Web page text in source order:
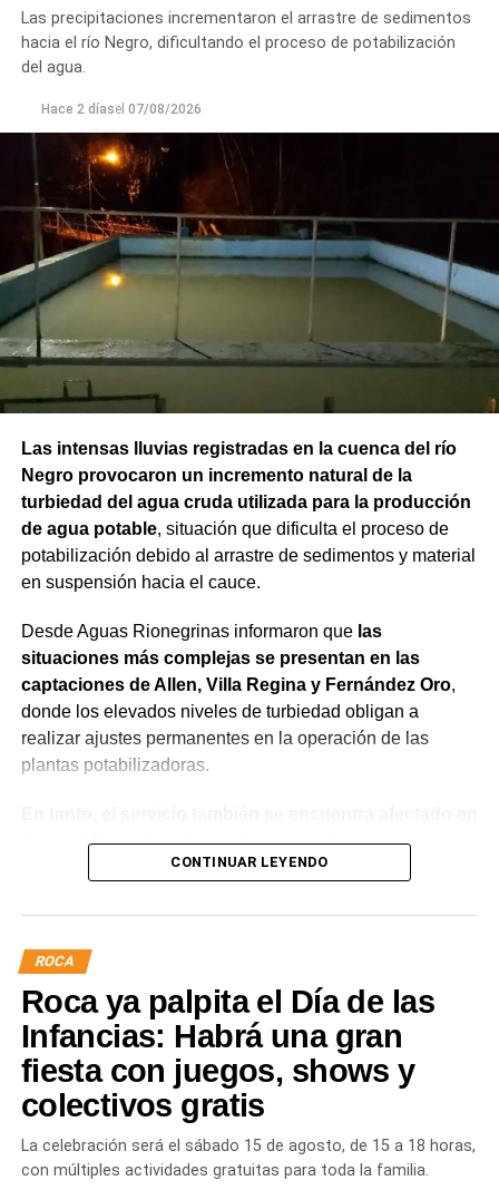
seguro para los productores del Alto Valle.
Las precipitaciones incrementaron el arrastre de sedimentos
hacia el río Negro, dificultando el proceso de potabilización
del agua.
Hace 2 díasel 07/08/2026
Las intensas lluvias registradas en la cuenca del río
Negro provocaron un incremento natural de la
turbiedad del agua cruda utilizada para la producción
de agua potable, situación que dificulta el proceso de
potabilización debido al arrastre de sedimentos y material
en suspensión hacia el cauce.
Desde Aguas Rionegrinas informaron que las
situaciones más complejas se presentan en las
captaciones de Allen, Villa Regina y Fernández Oro,
donde los elevados niveles de turbiedad obligan a
realizar ajustes permanentes en la operación de las
plantas potabilizadoras.
General Roca, Cipolletti y Balsa Las Perlas,
localidades donde podrían registrarse bajas de
trabaja para sostener la producción de agua potable.
Por otra parte, en Gral. E. Godoy se registran valores de
turbiedad cercanos a 80 NTU, mientras que en
Chichinales rondan los 10 NTU. En ambos casos, las
plantas continúan funcionando con monitoreo
permanente.
Los equipos técnicos de Aguas Rionegrinas mantienen
un seguimiento constante de la evolución de la turbiedad
para adecuar la producción de agua potable de acuerdo
CONTINUAR LEYENDO
ROCA
Roca ya palpita el Día de las
Infancias: Habrá una gran
fiesta con juegos, shows y
colectivos gratis
La celebración será el sábado 15 de agosto, de 15 a 18 horas,
con múltiples actividades gratuitas para toda la familia.